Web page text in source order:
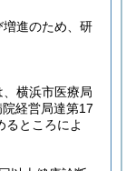
進のため、研
横浜市医療局
経営局達第17
るところによ